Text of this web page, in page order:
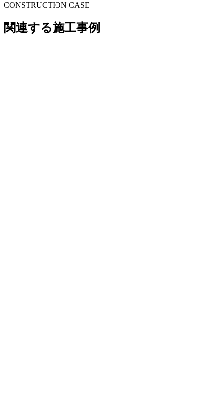
CONSTRUCTION CASE
関連する施工事例